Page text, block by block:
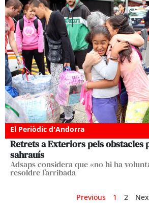
El Periòdic d'Andorra
Retrets a Exteriors pels obstacles
sahrauís
Adsaps considera que «no hi ha
resoldre l’arribada
Previous 1 2